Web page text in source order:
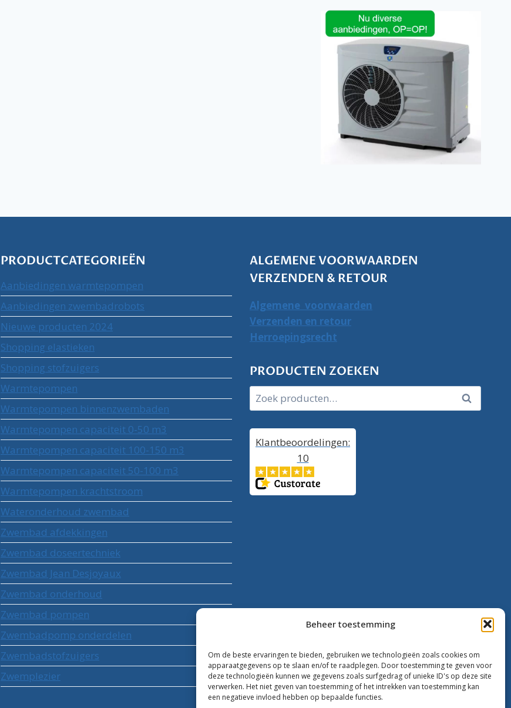
Beheer toestemming
Om de beste ervaringen te bieden, gebruiken we technologieën zoals cookies om
apparaatgegevens op te slaan en/of te raadplegen. Door toestemming te geven voor
deze technologieën kunnen we gegevens zoals surfgedrag of unieke ID's op deze site
verwerken. Het niet geven van toestemming of het intrekken van toestemming kan
een negatieve invloed hebben op bepaalde functies.
PRODUCTCATEGORIEËN
Aanbiedingen warmtepompen
Aanbiedingen zwembadrobots
Nieuwe producten 2024
Shopping elastieken
Shopping stofzuigers
Warmtepompen
Warmtepompen binnenzwembaden
Warmtepompen capaciteit 0-50 m3
Warmtepompen capaciteit 100-150 m3
Warmtepompen capaciteit 50-100 m3
Warmtepompen krachtstroom
Wateronderhoud zwembad
Zwembad afdekkingen
Zwembad doseertechniek
Zwembad Jean Desjoyaux
Zwembad onderhoud
Zwembad pompen
Zwembadpomp onderdelen
Zwembadstofzuigers
Zwemplezier
ALGEMENE VOORWAARDEN
VERZENDEN & RETOUR
Algemene voorwaarden
Verzenden en retour
Herroepingsrecht
PRODUCTEN ZOEKEN
Zoeken
naar:
Zoeken
Klantbeoordelingen:
10